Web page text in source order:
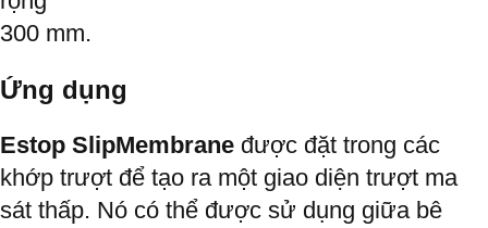
300 mm.
Ứng dụng
Estop SlipMembrane được đặt trong các
khớp trượt để tạo ra một giao diện trượt ma
sát thấp. Nó có thể được sử dụng giữa bê